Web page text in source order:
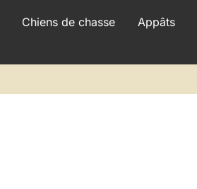
Chiens de chasse Appâts